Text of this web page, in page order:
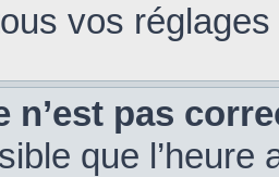
vos
n’est pas
que